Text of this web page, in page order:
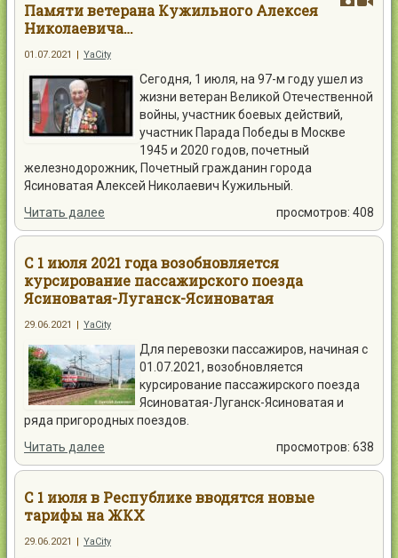
Памяти ветерана Кужильного Алексея
Николаевича…
01.07.2021 | YaCity
Сегодня, 1 июля, на 97-м году ушел из
жизни ветеран Великой Отечественной
войны, участник боевых действий,
участник Парада Победы в Москве
1945 и 2020 годов, почетный
железнодорожник, Почетный гражданин города
Ясиноватая Алексей Николаевич Кужильный.
Читать далее
просмотров: 408
С 1 июля 2021 года возобновляется
курсирование пассажирского поезда
Ясиноватая-Луганск-Ясиноватая
29.06.2021 | YaCity
Для перевозки пассажиров, начиная с
01.07.2021, возобновляется
курсирование пассажирского поезда
Ясиноватая-Луганск-Ясиноватая и
ряда пригородных поездов.
Читать далее
просмотров: 638
С 1 июля в Республике вводятся новые
тарифы на ЖКХ
29.06.2021 | YaCity